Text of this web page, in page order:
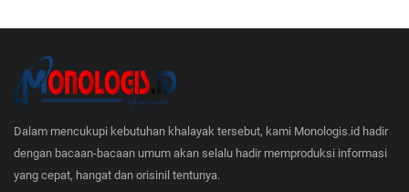
Dalam mencukupi kebutuhan khalayak tersebut, kami Monologis.id hadir
dengan bacaan-bacaan umum akan selalu hadir memproduksi informasi
yang cepat, hangat dan orisinil tentunya.